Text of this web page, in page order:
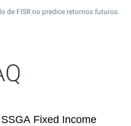
de FISR no predice retornos futuros.
Fixed Income